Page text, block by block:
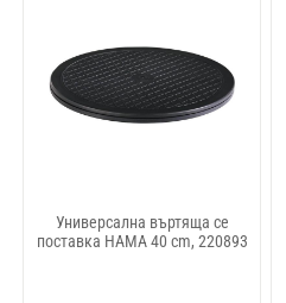
Универсална въртяща се
поставка HAMA 40 cm, 220893